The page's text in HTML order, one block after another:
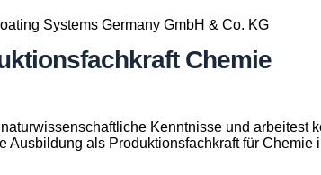
Systems Germany GmbH & Co. KG
Chemie
Kenntnisse und arbeitest
Ausbildung als Produktionsfachkraft für Chemie